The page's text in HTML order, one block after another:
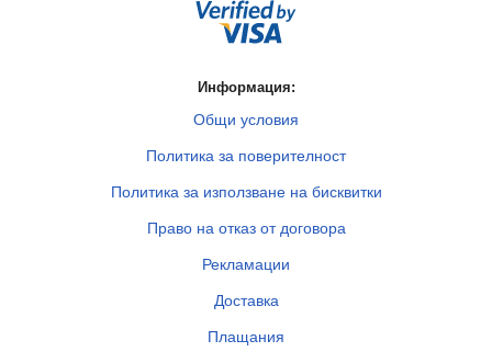
Информация:
Общи условия
Политика за поверителност
Политика за използване на бисквитки
Право на отказ от договора
Рекламации
Доставка
Плащания